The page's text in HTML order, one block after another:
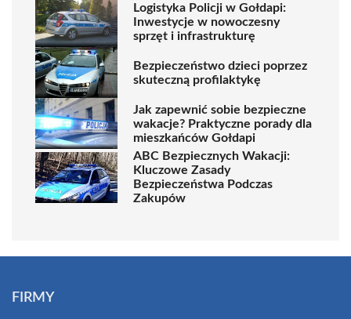
Logistyka Policji w Gołdapi:
Inwestycje w nowoczesny
sprzęt i infrastrukturę
Bezpieczeństwo dzieci poprzez
skuteczną profilaktykę
Jak zapewnić sobie bezpieczne
wakacje? Praktyczne porady dla
mieszkańców Gołdapi
ABC Bezpiecznych Wakacji:
Kluczowe Zasady
Bezpieczeństwa Podczas
Zakupów
FIRMY